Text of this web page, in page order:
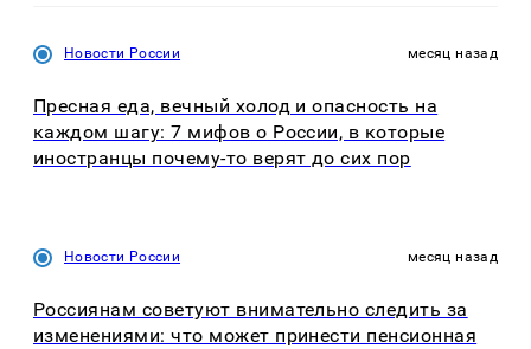
Новости России месяц назад
Пресная еда, вечный холод и опасность на
каждом шагу: 7 мифов о России, в которые
иностранцы почему-то верят до сих пор
Новости России месяц назад
Россиянам советуют внимательно следить за
изменениями: что может принести пенсионная